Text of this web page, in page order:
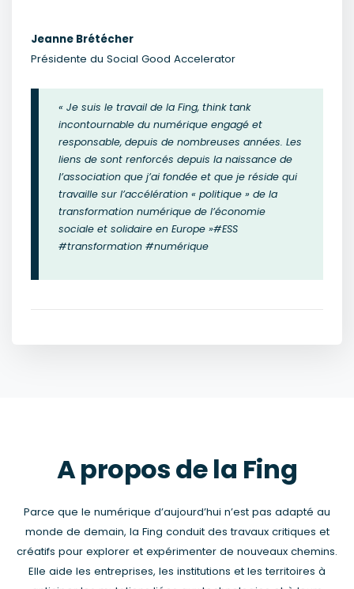
Jeanne Brétécher
Présidente du Social Good Accelerator
« Je suis le travail de la Fing, think tank
incontournable du numérique engagé et
responsable, depuis de nombreuses années. Les
liens de sont renforcés depuis la naissance de
l’association que j’ai fondée et que je réside qui
travaille sur l’accélération « politique » de la
transformation numérique de l’économie
sociale et solidaire en Europe »#ESS
#transformation #numérique
A propos de la Fing
Parce que le numérique d’aujourd’hui n’est pas adapté au
monde de demain, la Fing conduit des travaux critiques et
créatifs pour explorer et expérimenter de nouveaux chemins.
Elle aide les entreprises, les institutions et les territoires à